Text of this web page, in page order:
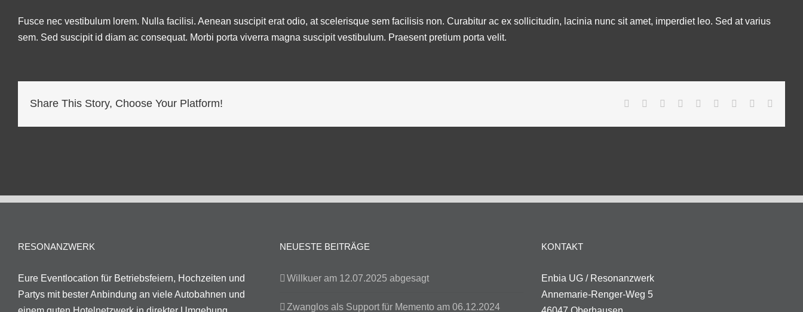
Fusce nec vestibulum lorem. Nulla facilisi. Aenean suscipit erat odio, at scelerisque sem facilisis non. Curabitur ac ex sollicitudin, lacinia nunc sit amet, imperdiet leo. Sed at varius
sem. Sed suscipit id diam ac consequat. Morbi porta viverra magna suscipit vestibulum. Praesent pretium porta velit.
Share This Story, Choose Your Platform! Facebook
TwitterReddit LinkedInWhatsApp
TumblrPinterest
RESONANZWERK
Eure Eventlocation für Betriebsfeiern, Hochzeiten und
Partys mit bester Anbindung an viele Autobahnen und
NEUESTE BEITRÄGE
Willkuer am 12.07.2025 abgesagt
Zwanglos als Support für Memento am 06.12.2024
KONTAKT
Enbia UG / Resonanzwerk
Annemarie-Renger-Weg 5